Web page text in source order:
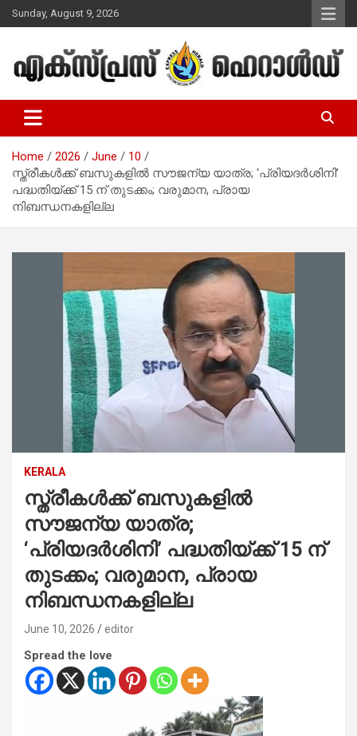
Skip
to
Sunday, August 9, 2026
Express Herald – Malayalam
Christian News
Home 2026 June
10
സ്ത്രീകള്‍ക്ക് ബസുകളില്‍ സൗജന്യ യാത്ര; ‘പ്രിയദര്‍ശിനി’
പദ്ധതിയ്ക്ക് 15 ന് തുടക്കം; വരുമാന, പ്രായ
നിബന്ധനകളില്ല
KERALA
സ്ത്രീകള്‍ക്ക് ബസുകളില്‍
സൗജന്യ യാത്ര;
‘പ്രിയദര്‍ശിനി’ പദ്ധതിയ്ക്ക് 15 ന്
തുടക്കം; വരുമാന, പ്രായ
നിബന്ധനകളില്ല
June 10, 2026 editor
Spread the love